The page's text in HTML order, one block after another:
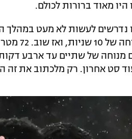
מאוד ברורות לכולם.
לעשות לא מעט במהלך
סט אחרון. רק מלכתוב את זה